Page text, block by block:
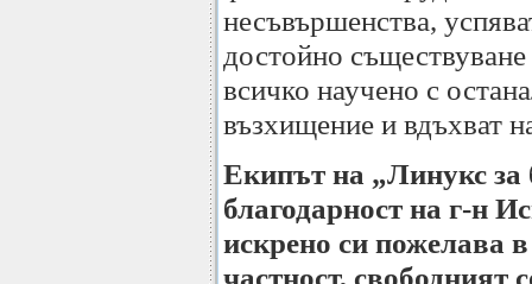
несъвършенства,
достойно съществуване
всичко научено с
възхищение и вдъхват
Екипът на „Линукс за
благодарност на г-н
искрено си пожелава
частност, свободният